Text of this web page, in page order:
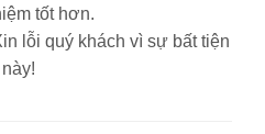
tốt hơn.
lỗi quý khách vì sự bất tiện
này!